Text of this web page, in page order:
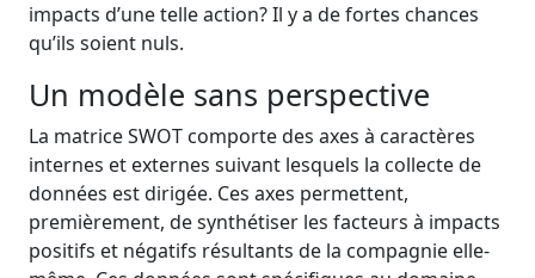
impacts d’une telle action? Il y a de fortes chances
qu’ils soient nuls.
Un modèle sans perspective
La matrice SWOT comporte des axes à caractères
internes et externes suivant lesquels la collecte de
données est dirigée. Ces axes permettent,
premièrement, de synthétiser les facteurs à impacts
positifs et négatifs résultants de la compagnie elle-